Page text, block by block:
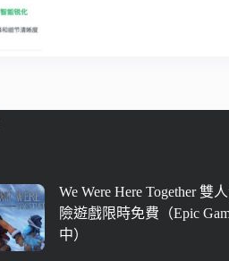
We Were Here Together 雙
險遊戲限時免費（Epic
中）